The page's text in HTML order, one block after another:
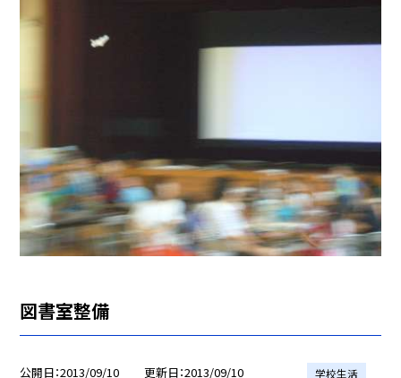
図書室整備
公開日 2013/09/10 更新日 2013/09/10 学校生活